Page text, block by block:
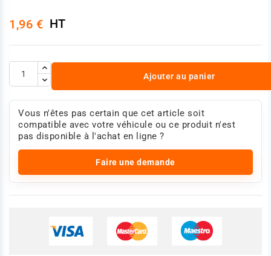
1,96 € HT
Ajouter au panier
Vous n'êtes pas certain que cet article soit
compatible avec votre véhicule ou ce produit n'est
pas disponible à l'achat en ligne ?
Faire une demande